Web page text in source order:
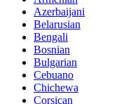
Azerbaijani
Belarusian
Bengali
Bosnian
Bulgarian
Cebuano
Chichewa
Corsican